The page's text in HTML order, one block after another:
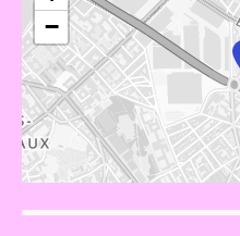
−